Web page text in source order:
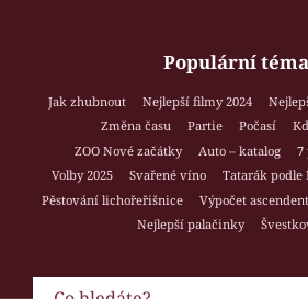
Populární
Jak zhubnout Nejlepší filmy 2024
Změna času
Partie Počasí
ZOO Nové začátky
Auto – katalog
7
Volby 2025
Svařené víno Tatarák podle
Pěstování lichořeřišnice
Výpočet
Nejlepší palačinky